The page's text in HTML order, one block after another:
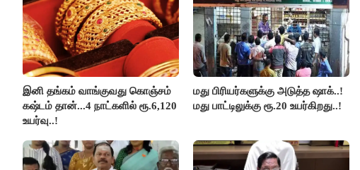
இனி தங்கம் வாங்குவது கொஞ்சம்
கஷ்டம் தான்...4 நாட்களில் ரூ.6,120
உயர்வு..!
மது பிரியர்களுக்கு அடுத்த ஷாக்..!
மது பாட்டிலுக்கு ரூ.20 உயர்கிறது..!